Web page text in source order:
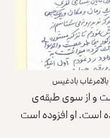
بادغیس
و از سوی طبقه‌ی
است. او افزوده است